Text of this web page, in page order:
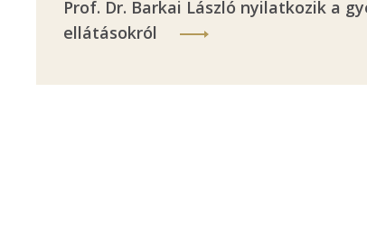
Prof. Dr. Barkai László nyilatkozik a
ellátásokról